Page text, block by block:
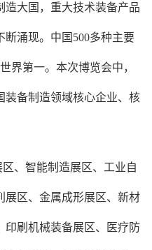
造大国，重大技术装备产品
涌现。中国500多种主要
界第一。本次博览会中，
装备制造领域核心企业、核
、智能制造展区、工业自
展区、金属成形展区、新材
印刷机械装备展区、医疗防